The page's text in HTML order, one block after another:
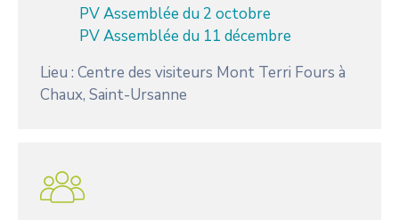
PV Assemblée du 2 octobre
PV Assemblée du 11 décembre
Lieu : Centre des visiteurs Mont Terri Fours à
Chaux, Saint-Ursanne